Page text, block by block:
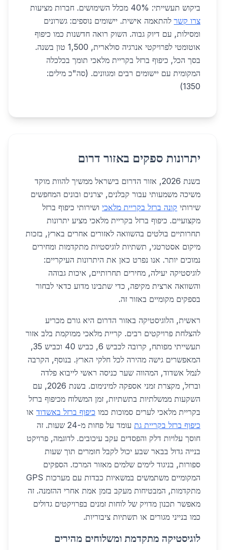
ביקוש תעשייתי: 40% מכלל השימושים. חברות מציעות
צרו קשר להתאמה אישית. יישומים נוספים: גשרונים
ומסילות, עם דיוק גבוה. השוק רואה חדשנות כמו כיפוף
אוטומטי לפרויקטי אנרגיה סולארית, 1,500 טון בשנה.
בסך הכל, כיפוף ברזל בקריית מלאכי תומך בכלכלה
המקומית עם יישומים רבים ומגוונים. (סה"כ מילים:
1350)
יתרונות ספקים באזור דרום
בשנת 2026, אזור הדרום בישראל ממשיך להוות מוקד
משיכה משמעותי עבור קבלנים, יצרנים ובונים המחפשים
שירותי קונה ברזל בקריית מלאכי ושירותי כיפוף ברזל
מקצועיים. כיפוף ברזל בקריית מלאכי מציע יתרונות
תחרותיים בולטים בהשוואה לאזורים אחרים בארץ, בזכות
מיקום אסטרטגי, תשתיות לוגיסטיות מתקדמות ומחירים
נמוכים יותר. אנו נפרט כאן את היתרונות העיקריים:
לוגיסטיקה יעילה, מחירים תחרותיים, איכות גבוהה
והשוואה ארצית מקיפה, כדי שתבינו מדוע כדאי לבחור
בספקים מקומיים באזור זה.
ראשית, הלוגיסטיקה באזור הדרום היא גורם מכריע
להצלחת פרויקטים רבים. קריית מלאכי ממוקמת בלב אזור
תעשייתי מפותח, קרובה לכביש 6, כביש 40 וכביש 35,
המאפשרים גישה מהירה לכל חלקי הארץ. בנוסף, הקרבה
לנמל אשדוד, המהווה שער כניסה ראשי לייבוא פלדה
וברזל, מקצרת זמני אספקה למינימום. בשנת 2026, עם
השקעות ממשלתיות בתשתיות, זמן המשלוח מכיפוף ברזל
בקריית מלאכי לערים סמוכות כמו כיפוף ברזל באשדוד או
כיפוף ברזל בקריית גת
עומד על פחות מ-24 שעות. זה
חוסך עלויות דלק והפסדים עקב עיכובים. לדוגמה, פרויקט
בנייה גדול בבאר שבע יכול לקבל חומרים תוך שעות
ספורות, בניגוד לימים שלמים מאזור המרכז. הספקים
המקומיים משתמשים במשאיות כבדות עם מערכות GPS
מתקדמות, המבטיחות מעקב בזמן אמת אחרי ההזמנה. זה
מאפשר תכנון מדויק של לוחות זמנים בפרויקטים גדולים
כמו בנייני מגורים או תשתיות ציבוריות.
לוגיסטיקה מתקדמת ומשלוחים מהירים